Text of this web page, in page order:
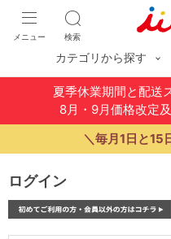
検索
メニュー
カテゴリから探す
夏季休業期間と配送
8月・9月価格改定
＼毎月1日と15
ログイン